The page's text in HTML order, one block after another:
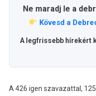
Ne maradj le a
Kövesd a
A legfrissebb hírekért
A 426 igen szavazattal,